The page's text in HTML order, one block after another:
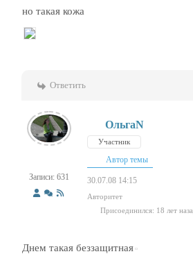
но такая кожа
Ответить
Записи: 631
ОльгаN
Участник
Автор темы
30.07.08 14:15
Авторитет
Присоединился: 18 лет
Днем такая беззащитная